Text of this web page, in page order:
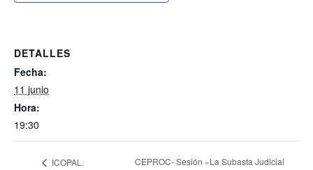
DETALLES
Fecha:
11 junio
Hora:
19:30
ICOPAL.
CEPROC- Sesión «La Subasta Judicial